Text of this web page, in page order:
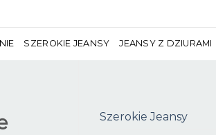
SZEROKIE JEANSY JEANSY Z DZIURAMI
Szerokie Jeansy